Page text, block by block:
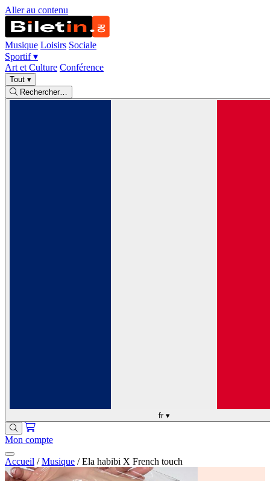
Aller au contenu
Musique Loisirs Sociale
Sportif▾
Art et Culture Conférence
Tout ▾
Rechercher…
fr ▾
Mon compte
Accueil / Musique / Ela habibi X French touch